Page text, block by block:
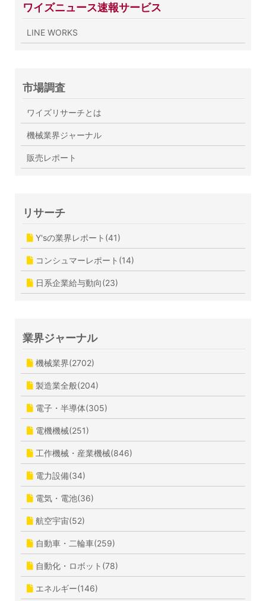
ワイズニュース速報サービス
LINE WORKS
市場調査
ワイズリサーチとは
機械業界ジャーナル
販売レポート
リサーチ
Y'sの業界レポート(41)
コンシュマーレポート(14)
日系企業給与動向(23)
業界ジャーナル
機械業界(2702)
製造業全般(204)
電子・半導体(305)
電機機械(251)
工作機械・産業機械(846)
電力設備(34)
電気・電池(36)
航空宇宙(52)
自動車・二輪車(259)
自動化・ロボット(78)
エネルギー(146)